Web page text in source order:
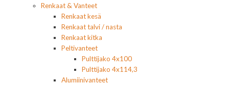
Renkaat & Vanteet
Renkaat kesä
Renkaat talvi / nasta
Renkaat kitka
Peltivanteet
Pulttijako 4x100
Pulttijako 4x114,3
Alumiinivanteet